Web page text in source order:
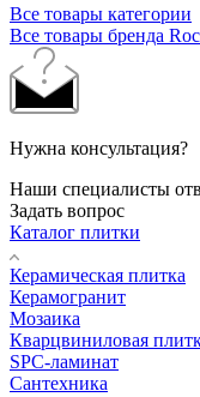
Все товары категории
Все товары бренда
Нужна консультация?
Наши специалисты
Задать вопрос
Каталог плитки
Керамическая плитка
Керамогранит
Мозаика
Кварцвиниловая
SPC-ламинат
Сантехника